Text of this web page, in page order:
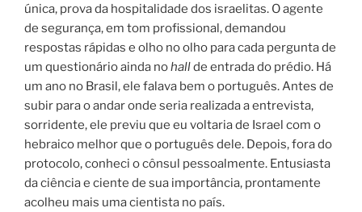
única, prova da hospitalidade dos israelitas. O agente
de segurança, em tom profissional, demandou
respostas rápidas e olho no olho para cada pergunta de
um questionário ainda nohallde entrada do prédio. Há
um ano no Brasil, ele falava bem o português. Antes de
subir para o andar onde seria realizada a entrevista,
sorridente, ele previu que eu voltaria de Israel com o
hebraico melhor que o português dele. Depois, fora do
protocolo, conheci o cônsul pessoalmente. Entusiasta
da ciência e ciente de sua importância, prontamente
acolheu mais uma cientista no país.